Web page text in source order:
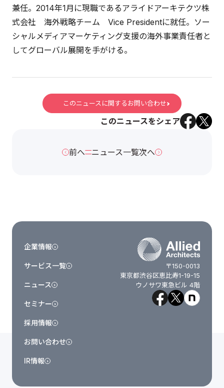
兼任。2014年1月に現職であるアライドアーキテクツ株
式会社 海外戦略チーム Vice Presidentに就任。ソー
シャルメディアマーケティング支援の海外事業責任者と
してグローバル展開を手がける。
このニュースに関するお問い合わせ
このニュースをシェア
前へ ニュース一覧次へ
〒150-0013
東京都渋谷区恵比寿1-19-15
ウノサワ東急ビル 4階
企業情報
サービス一覧
ニュース
セミナー
採用情報
お問い合わせ
IR情報